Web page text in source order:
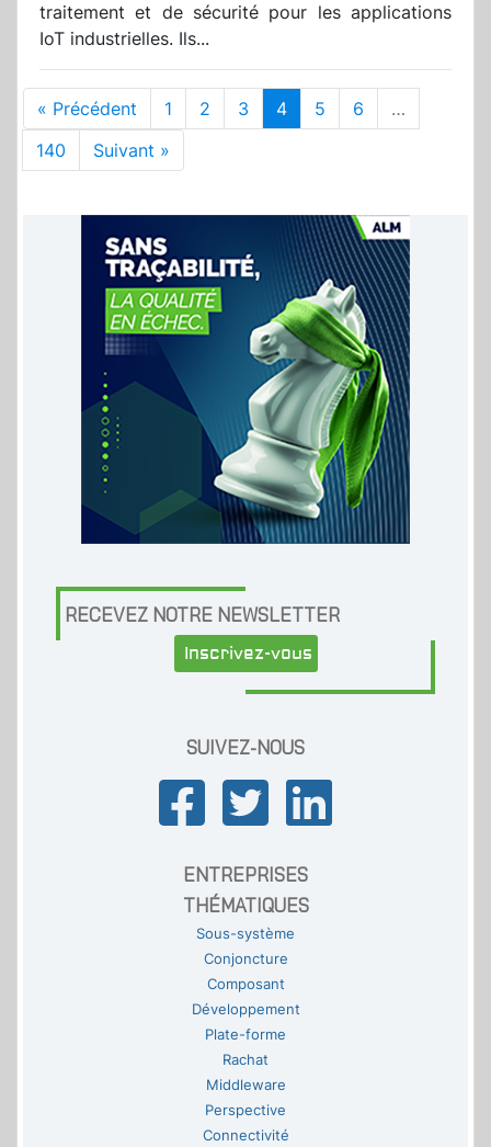
traitement et de sécurité pour les applications
IoT industrielles. Ils...
« Précédent 1 2 3 4 5 6
…
140
Suivant »
RECEVEZ NOTRE NEWSLETTER
Inscrivez-vous
SUIVEZ-NOUS
ENTREPRISES
THÉMATIQUES
Sous-système
Conjoncture
Composant
Développement
Plate-forme
Rachat
Middleware
Perspective
Connectivité